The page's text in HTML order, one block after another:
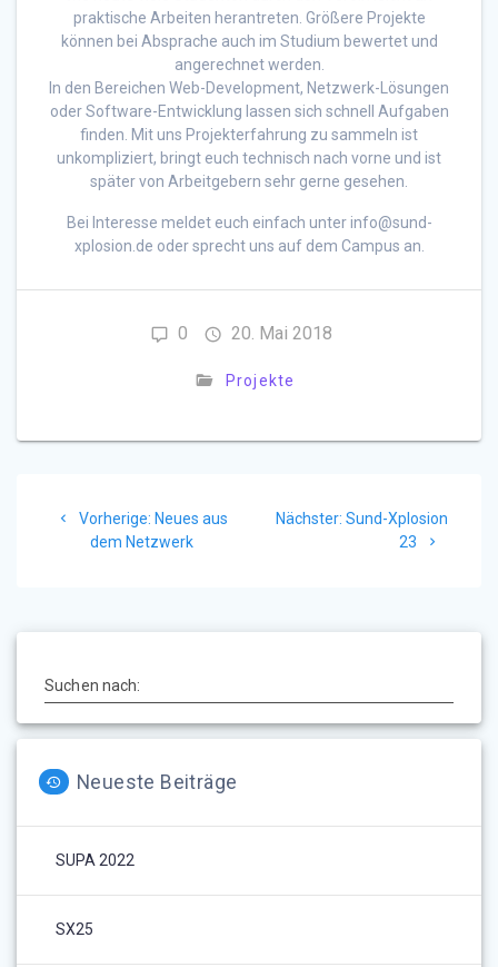
praktische Arbeiten herantreten. Größere Projekte
können bei Absprache auch im Studium bewertet und
angerechnet werden.
In den Bereichen Web-Development, Netzwerk-Lösungen
oder Software-Entwicklung lassen sich schnell Aufgaben
finden. Mit uns Projekterfahrung zu sammeln ist
unkompliziert, bringt euch technisch nach vorne und ist
später von Arbeitgebern sehr gerne gesehen.
Bei Interesse meldet euch einfach unter info@sund-
xplosion.de oder sprecht uns auf dem Campus an.
0 20. Mai 2018
Projekte
Vorherige: Vorheriger
Beitrag:
Neues aus
dem Netzwerk
Nächster: Nächster
Sund-Xplosion
23
Suchen nach:
Neueste Beiträge
SUPA 2022
SX25